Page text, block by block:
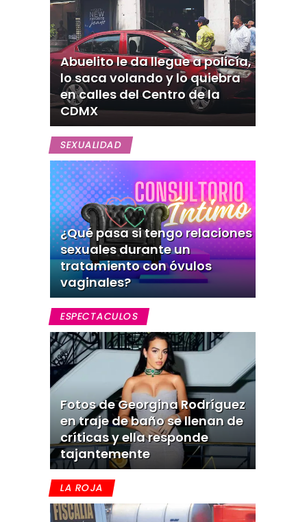
Abuelito le da llegue a policía,
lo saca volando y lo quiebra
en calles del Centro de la
CDMX
SEXUALIDAD
¿Qué pasa si tengo relaciones
sexuales durante un
tratamiento con óvulos
vaginales?
ESPECTACULOS
Fotos de Georgina Rodríguez
en traje de baño se llenan de
críticas y ella responde
tajantemente
LA ROJA